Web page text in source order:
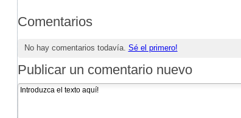
Comentarios
No hay comentarios todavía. Sé el primero!
Publicar un comentario nuevo